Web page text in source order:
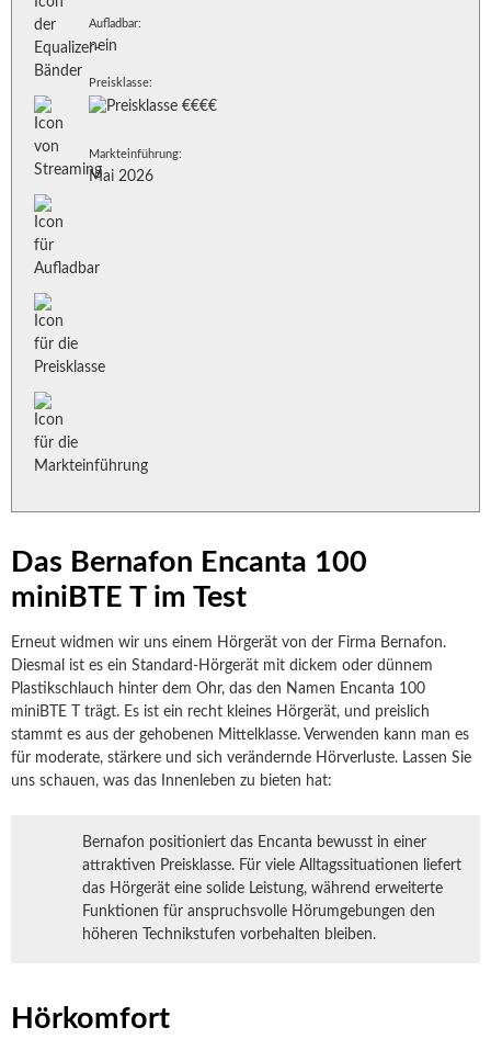
Das Bernafon Encanta 100
miniBTE T im Test
Erneut widmen wir uns einem Hörgerät von der Firma Bernafon.
Diesmal ist es ein Standard-Hörgerät mit dickem oder dünnem
Plastikschlauch hinter dem Ohr, das den Namen Encanta 100
miniBTE T trägt. Es ist ein recht kleines Hörgerät, und preislich
stammt es aus der gehobenen Mittelklasse. Verwenden kann man es
für moderate, stärkere und sich verändernde Hörverluste. Lassen Sie
uns schauen, was das Innenleben zu bieten hat:
Bernafon positioniert das Encanta bewusst in einer
attraktiven Preisklasse. Für viele Alltagssituationen liefert
das Hörgerät eine solide Leistung, während erweiterte
Funktionen für anspruchsvolle Hörumgebungen den
höheren Technikstufen vorbehalten bleiben.
Hörkomfort
Aufladbar:
nein
Preisklasse:
Markteinführung:
Mai 2026